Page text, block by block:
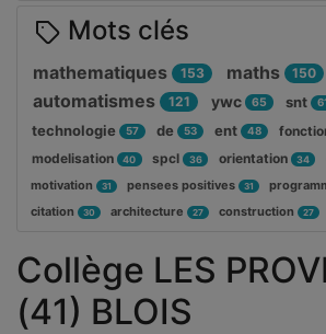
Collège LES
(41) BLOIS
Mots clés
mathematiques 153 maths 150
automatismes 121 ywc 65 snt 61
technologie 57 de 53 ent 48
modelisation 40 spcl 36 orientation 34
motivation 31 pensees positives 31
citation 30 architecture 27 construction 27